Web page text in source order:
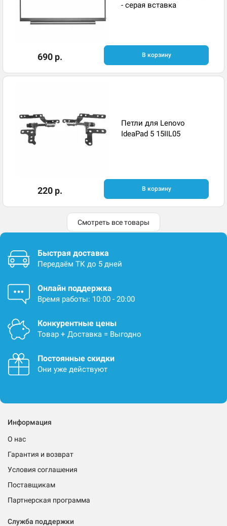
- серая вставка
690 р. В корзину
Петли для Lenovo
IdeaPad 5 15IIL05
220 р. В корзину
Смотреть все товары
Быстрая доставка
Передаём ТК до 5 дней
Онлайн поддержка
Время работы: 10:00 - 20:00
Конкурентные цены
Товар + Доставка = Выгодно
Постоянные скидки
Они уже действуют
Информация
О нас
Гарантия и возврат
Условия соглашения
Поставщикам
Партнерская программа
Служба поддержки